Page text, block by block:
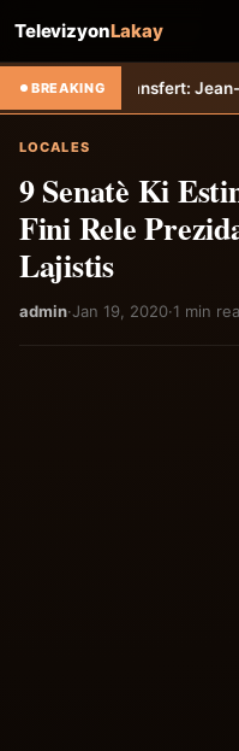
TelevizyonLakay
BREAKING
TempoTransfert: Jean-Kevin
LOCALES
9 Senatè Ki
Fini Rele
Lajistis
admin·Jan 19, 2020·1 min